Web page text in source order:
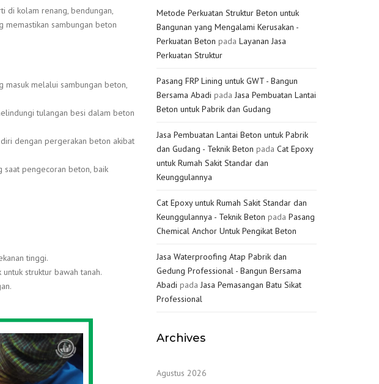
di kolam renang, bendungan,
memastikan sambungan beton
masuk melalui sambungan beton,
tulangan besi dalam beton
dengan pergerakan beton akibat
saat pengecoran beton, baik
tinggi.
struktur bawah tanah.
Metode Perkuatan Struktur Beton untuk
Bangunan yang Mengalami Kerusakan -
Perkuatan Beton pada Layanan Jasa
Perkuatan Struktur
Pasang FRP Lining untuk GWT - Bangun
Bersama Abadi pada Jasa Pembuatan Lantai
Beton untuk Pabrik dan Gudang
Jasa Pembuatan Lantai Beton untuk Pabrik
dan Gudang - Teknik Beton pada Cat Epoxy
untuk Rumah Sakit Standar dan
Keunggulannya
Cat Epoxy untuk Rumah Sakit Standar dan
Keunggulannya - Teknik Beton pada Pasang
Chemical Anchor Untuk Pengikat Beton
Jasa Waterproofing Atap Pabrik dan
Gedung Professional - Bangun Bersama
Abadi pada Jasa Pemasangan Batu Sikat
Professional
Archives
Agustus 2026